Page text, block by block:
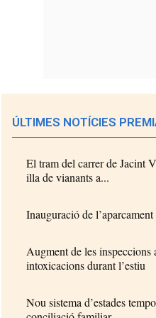
ÚLTIMES NOTÍCIES
El tram del carrer de Jacint
illa de vianants a...
Inauguració de
Augment de les inspeccions
intoxicacions durant l’estiu
Nou sistema d’estades